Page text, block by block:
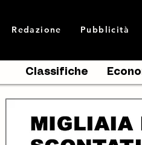
Redazione Pubblicità
Classifiche